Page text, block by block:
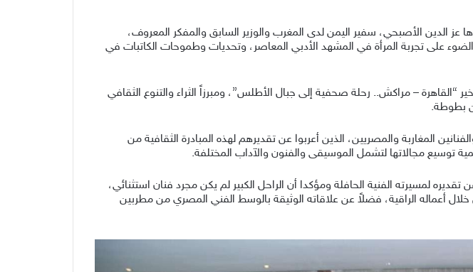
عز الدين الأصبحي، سفير اليمن لدى المغرب والوزير السابق والمفكر المعروف،
على تجربة المرأة في المشهد الأدبي المعاصر، وتحديات وطموحات الكاتبات في
– مراكش.. رحلة صحفية إلى جبال الأطلس”، ومبرزاً الثراء والتنوع الثقافي
بطوطة.
المغاربة والمصريين، الذين أعربوا عن تقديرهم لهذه المبادرة الثقافية من
توسيع مجالاتها لتشمل الموسيقى والفنون والآداب المختلفة.
لمسيرته الفنية الحافلة ومؤكدا أن الراحل الكبير لم يكن مجرد فنان استثنائي،
أعماله الراقية، فضلاً عن علاقاته الوثيقة بالوسط الفني المصري من مطربين